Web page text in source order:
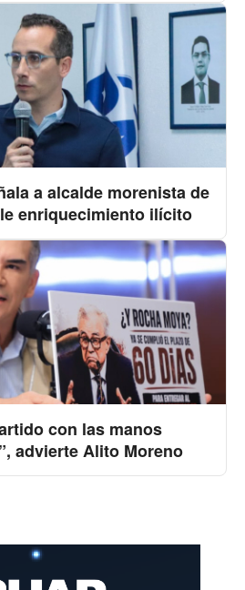
a alcalde morenista de
enriquecimiento ilícito
con las manos
advierte Alito Moreno